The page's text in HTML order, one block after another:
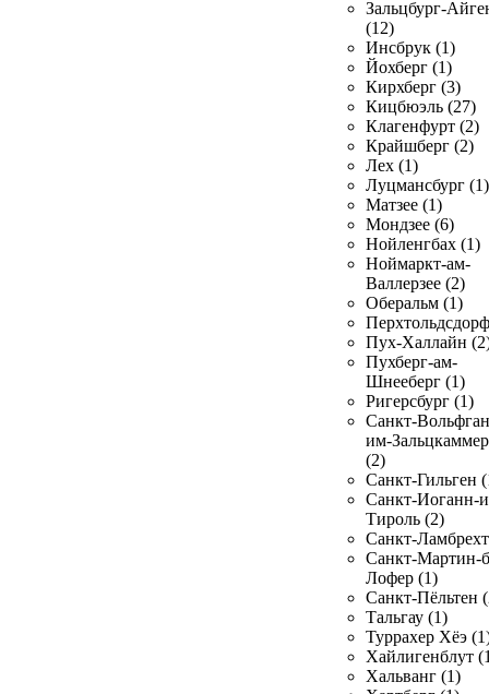
Зальцбург-
(12)
Инсбрук (1)
Йохберг (1)
Кирхберг (3)
Кицбюэль (27)
Клагенфурт (2)
Крайшберг (2)
Лех (1)
Луцмансбург (1)
Матзее (1)
Мондзее (6)
Нойленгбах (1)
Ноймаркт-ам-
Валлерзее (2)
Оберальм (1)
Пух-Халлайн
Пухберг-ам-
Шнееберг (1)
Ригерсбург (1)
Санкт-
им-
(2)
Санкт-Гильген
Санкт-Иоганн-
Тироль (2)
Санкт-
Санкт-Мартин-
Лофер (1)
Санкт-Пёльтен
Тальгау (1)
Туррахер Хёэ
Хайлигенблут
Хальванг (1)